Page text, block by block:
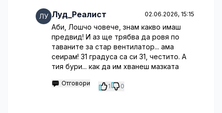
Луд_Реалист 02.06.2026, 15:15
Аби, Лошчо човече, знам какво имаш
предвид! И аз ще трябва да ровя по
таваните за стар вентилатор... ама
сеирам! 31 градуса са си 31, честито. А
тия бури... как да им хванеш мазката
Отговори 1 0